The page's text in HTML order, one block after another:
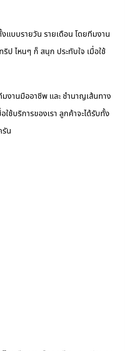
แบบรายวัน รายเดือน โดยทีมงาน
ไหนๆ ก็ สนุก ประทับใจ เมื่อใช้
งานมืออาชีพ และ ชำนาญเส้นทาง
บริการของเรา ลูกค้าจะได้รับทั้ง
รัน